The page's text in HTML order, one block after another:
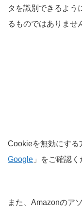
タを識別できるよう
るものではありませ
Cookieを無効にする
Google 」をご確認く
また、Amazonのア